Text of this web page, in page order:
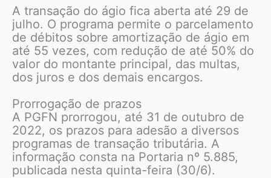
A transação do ágio fica aberta até 29 de
julho. O programa permite o parcelamento
de débitos sobre amortização de ágio em
até 55 vezes, com redução de até 50% do
valor do montante principal, das multas,
dos juros e dos demais encargos.
Prorrogação de prazos
A PGFN prorrogou, até 31 de outubro de
2022, os prazos para adesão a diversos
programas de transação tributária. A
informação consta na Portaria nº 5.885,
publicada nesta quinta-feira (30/6).